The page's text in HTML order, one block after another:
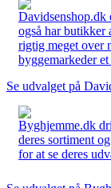
Davidsenshop.dk
også har butikker
rigtig meget over
byggemarkeder
Se udvalget på
Byghjemme.dk
deres sortiment
for at se deres